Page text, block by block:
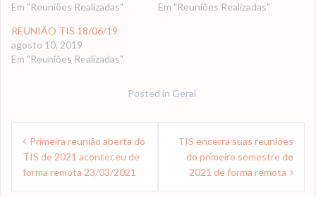
Em "Reuniões Realizadas"
Em "Reuniões Realizadas"
REUNIÃO TIS 18/06/19
agosto 10, 2019
Em "Reuniões Realizadas"
Posted in Geral
Navegação
de
Post
Primeira reunião aberta do
TIS de 2021 aconteceu de
forma remota 23/03/2021
TIS encerra suas reuniões
do primeiro semestre de
2021 de forma remota